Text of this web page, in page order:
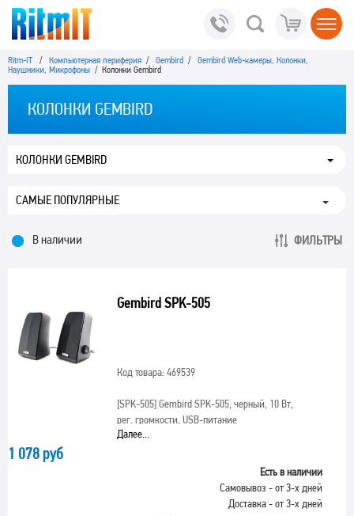
Ritm-IT / Компьютерная периферия / Gembird / Gembird Web-камеры, Колонки,
Наушники, Микрофоны / Колонки Gembird
КОЛОНКИ GEMBIRD
КОЛОНКИ GEMBIRD
В наличии ФИЛЬТРЫ
Gembird SPK-505
Код товара: 469539
[SPK-505]Gembird SPK-505, черный, 10 Вт,
рег. громкости, USB-питание
Далее...
1 078 руб
Есть в наличии
Самовывоз - от 3-х дней
Доставка - от 3-х дней